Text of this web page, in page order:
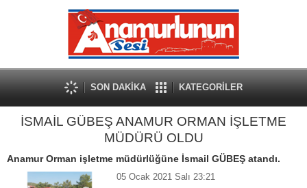
SON DAKİKA KATEGORİLER
İSMAİL GÜBEŞ ANAMUR ORMAN İŞLETME
MÜDÜRÜ OLDU
Anamur Orman işletme müdürlüğüne İsmail GÜBEŞ atandı.
05 Ocak 2021 Salı 23:21